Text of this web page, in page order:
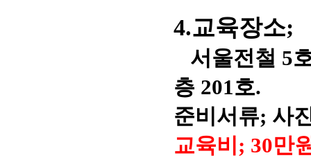
4.교육장소;
서울전철 5
층 201호.
준비서류; 사
교육비; 30만